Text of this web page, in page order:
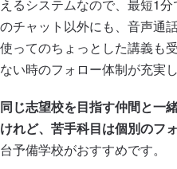
えるシステムなので、最短1
のチャット以外にも、音声通
使ってのちょっとした講義も
ない時のフォロー体制が充実し
同じ志望校を目指す仲間と一
けれど、苦手科目は個別のフ
台予備学校がおすすめです。